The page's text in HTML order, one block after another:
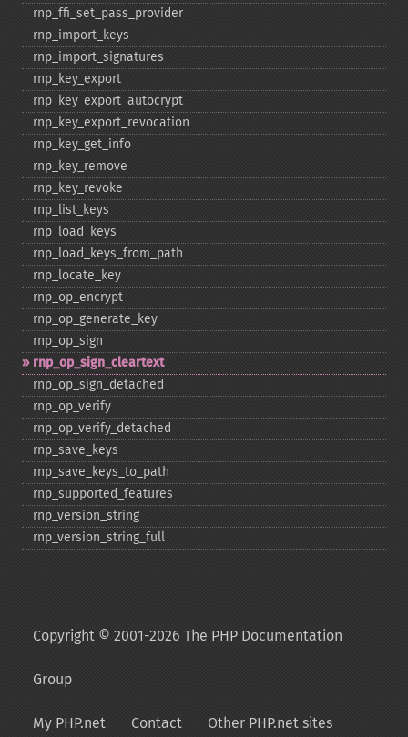
rnp_​ffi_​set_​pass_​provider
rnp_​import_​keys
rnp_​import_​signatures
rnp_​key_​export
rnp_​key_​export_​autocrypt
rnp_​key_​export_​revocation
rnp_​key_​get_​info
rnp_​key_​remove
rnp_​key_​revoke
rnp_​list_​keys
rnp_​load_​keys
rnp_​load_​keys_​from_​path
rnp_​locate_​key
rnp_​op_​encrypt
rnp_​op_​generate_​key
rnp_​op_​sign
rnp_​op_​sign_​cleartext
rnp_​op_​sign_​detached
rnp_​op_​verify
rnp_​op_​verify_​detached
rnp_​save_​keys
rnp_​save_​keys_​to_​path
rnp_​supported_​features
rnp_​version_​string
rnp_​version_​string_​full
Copyright © 2001-2026 The PHP Documentation
Group
My PHP.net Contact Other PHP.net sites